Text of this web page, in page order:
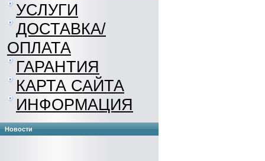
УСЛУГИ
ДОСТАВКА/
ОПЛАТА
ГАРАНТИЯ
КАРТА САЙТА
ИНФОРМАЦИЯ
Новости